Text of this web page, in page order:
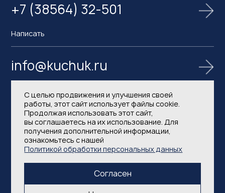
+7 (38564) 32-501
Написать
info@kuchuk.ru
Политика в области обработки и защиты
персональных данных
С целью продвижения и улучшения своей
работы, этот сайт использует файлы cookie.
Продолжая использовать этот сайт,
вы соглашаетесь на их использование. Для
получения дополнительной информации,
ознакомьтесь с нашей
Политикой обработки персональных данных
Согласен